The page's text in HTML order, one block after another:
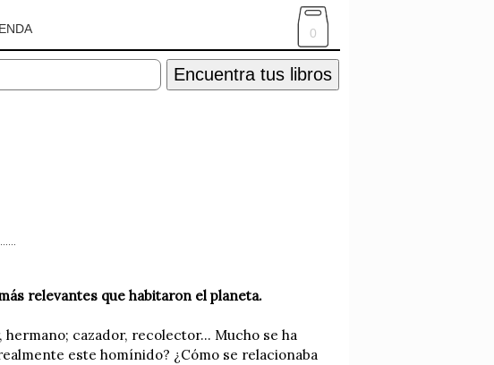
0
Encuentra tus libros
relevantes que habitaron el planeta.
cazador, recolector... Mucho se ha
este homínido? ¿Cómo se relacionaba